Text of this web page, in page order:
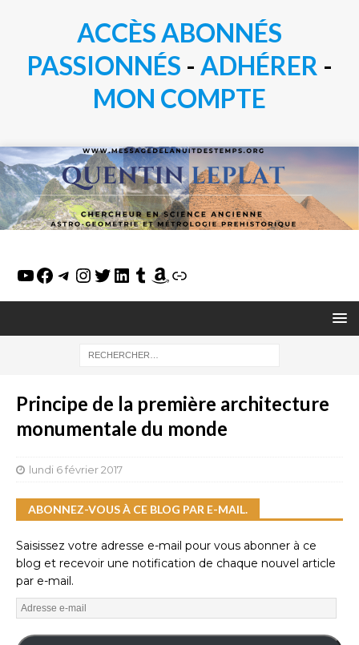
ACCÈS ABONNÉS
PASSIONNÉS - ADHÉRER -
MON COMPTE
Principe de la première architecture
monumentale du monde
lundi 6 février 2017
ABONNEZ-VOUS À CE BLOG PAR E-MAIL.
Saisissez votre adresse e-mail pour vous abonner à ce
blog et recevoir une notification de chaque nouvel article
par e-mail.